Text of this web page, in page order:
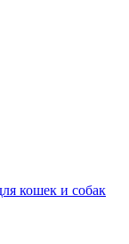
кошек и собак